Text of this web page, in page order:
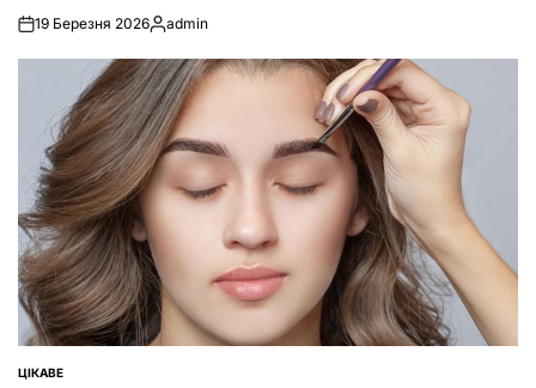
19 Березня 2026Опубліковано
admin
ОПУБЛІКУВАТИ
ЦІКАВЕ